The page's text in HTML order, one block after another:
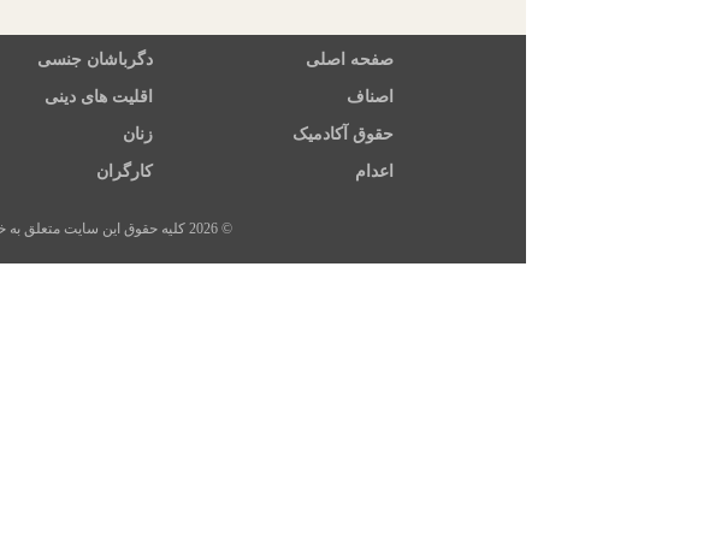
صفحه اصلی دگرباشان جنسی
اصناف اقلیت های دینی
حقوق آکادمیک زنان
اعدام کارگران
© 2026 کلیه حقوق این سایت متعلق به خبرگزاری هرانا، ارگان خبری مجموعه فعالان حقوق بشر در ایران است